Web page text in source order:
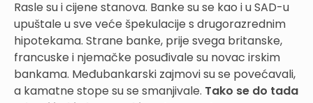
Rasle su i cijene stanova. Banke su se kao i u SAD-u
upuštale u sve veće špekulacije s drugorazrednim
hipotekama. Strane banke, prije svega britanske,
francuske i njemačke posuđivale su novac irskim
bankama. Međubankarski zajmovi su se povećavali,
a kamatne stope su se smanjivale. Tako se do tada